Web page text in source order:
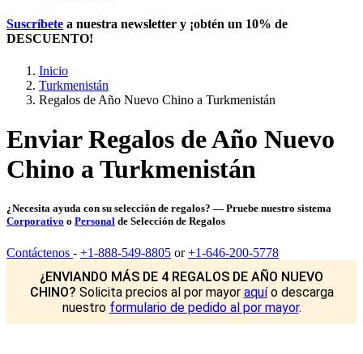
Suscríbete a nuestra newsletter y ¡obtén un 10% de
DESCUENTO!
Inicio
Turkmenistán
Regalos de Año Nuevo Chino a Turkmenistán
Enviar Regalos de Año Nuevo
Chino a Turkmenistán
¿Necesita ayuda con su selección de regalos? — Pruebe nuestro sistema
Corporativo o Personal de Selección de Regalos
Contáctenos - +1-888-549-8805 or+1-646-200-5778
¿ENVIANDO MÁS DE 4 REGALOS DE AÑO NUEVO
CHINO? Solicita precios al por mayor aquío descarga
nuestro formulario de pedido al por mayor.